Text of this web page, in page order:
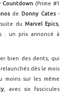
Countdown (Prime #1
de Donny Cates-
du Marvel Epics,
: un prix annoncé à
bien des dents, qui
dès le mois
moins sur les même
, avec six fascicules